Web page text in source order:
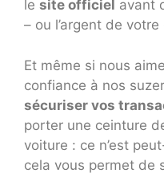
le site officiel avant
– ou l’argent de
Et même si nous
confiance à nos
sécuriser vos
porter une ceinture
voiture : ce n’est
cela vous permet de